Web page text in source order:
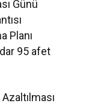
Günü
Planı
95 afet